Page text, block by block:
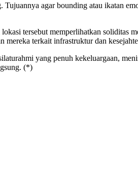
agar bounding atau ikatan
tersebut memperlihatkan soliditas
mereka terkait infrastruktur dan
yang penuh kekeluargaan,
(*)